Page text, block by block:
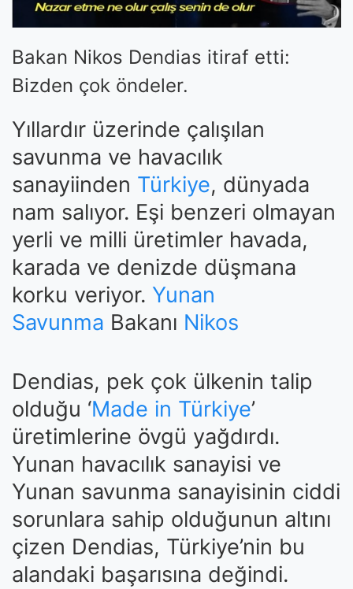
Bakan Nikos Dendias itiraf etti:
Bizden çok öndeler.
Yıllardır üzerinde çalışılan
savunma ve havacılık
sanayiinden Türkiye, dünyada
nam salıyor. Eşi benzeri olmayan
yerli ve milli üretimler havada,
karada ve denizde düşmana
korku veriyor. Yunan
Savunma Bakanı Nikos
Dendias, pek çok ülkenin talip
olduğu ‘Made in Türkiye’
üretimlerine övgü yağdırdı.
Yunan havacılık sanayisi ve
Yunan savunma sanayisinin ciddi
sorunlara sahip olduğunun altını
çizen Dendias, Türkiye’nin bu
alandaki başarısına değindi.